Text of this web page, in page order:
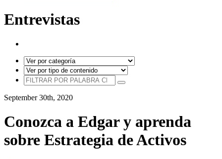
Entrevistas
September 30th, 2020
Conozca a Edgar y aprenda
sobre Estrategia de Activos